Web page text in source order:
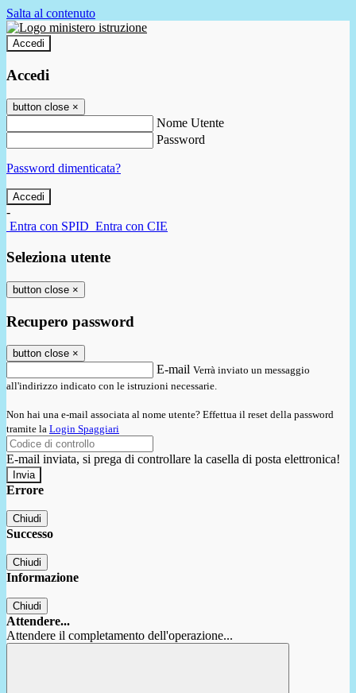
Salta al contenuto
Accedi
Accedi
button close ×
Nome Utente
Password
Password dimenticata?
-
Entra con SPID Entra con CIE
Seleziona utente
button close ×
Recupero password
button close ×
E-mail Verrà inviato un messaggio
all'indirizzo indicato con le istruzioni necessarie.
Non hai una e-mail associata al nome utente? Effettua il reset della password
tramite la Login Spaggiari
E-mail inviata, si prega di controllare la casella di posta elettronica!
Errore
Chiudi
Successo
Chiudi
Informazione
Chiudi
Attendere...
Attendere il completamento dell'operazione...